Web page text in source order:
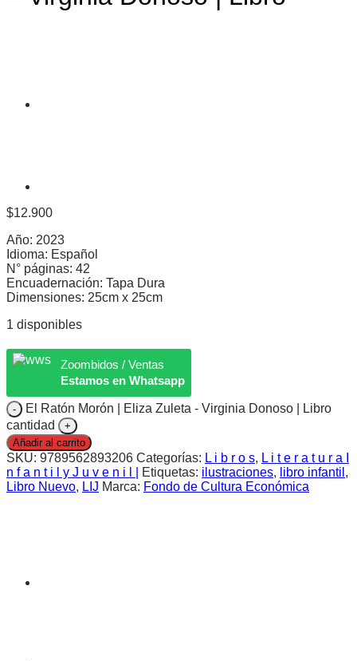
$12.900
Año: 2023
Idioma: Español
N° páginas: 42
Encuadernación: Tapa Dura
Dimensiones: 25cm x 25cm
1 disponibles
Zoombidos / Ventas
Estamos en Whatsapp
El Ratón Morón | Eliza Zuleta - Virginia Donoso | Libro
cantidad
Añadir al carrito
SKU: 9789562893206 Categorías: L i b r o s, L i t e r a t u r a I
n f a n t i l y J u v e n i l |
Etiquetas: ilustraciones, libro infantil ,
Libro Nuevo, LIJ Marca: Fondo de Cultura Económica